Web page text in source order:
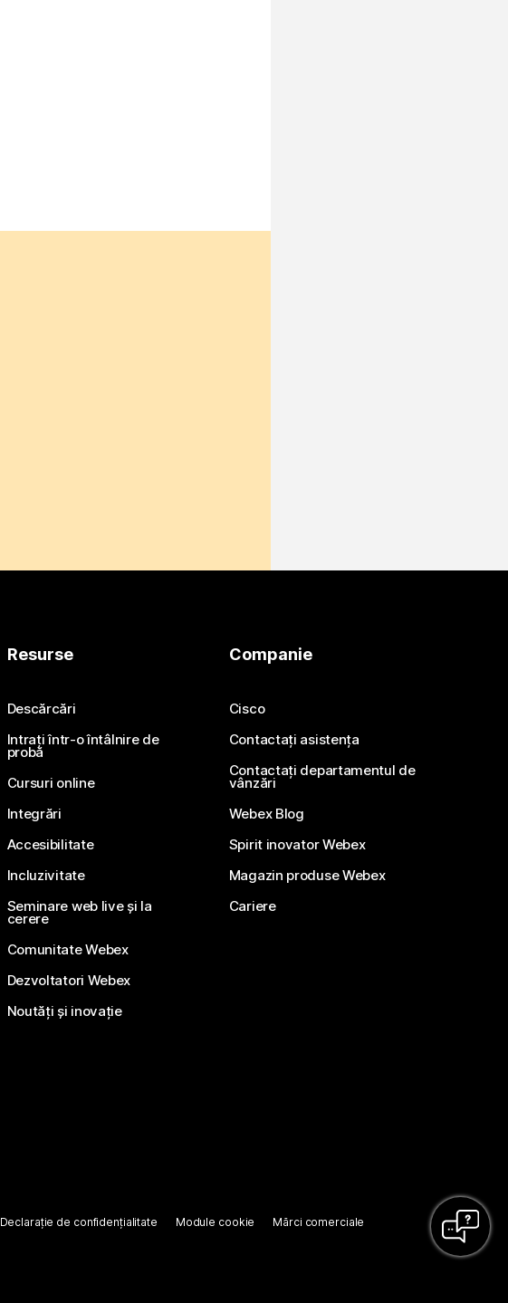
Resurse
Descărcări
Intrați într-o întâlnire de
probă
Cursuri online
Integrări
Accesibilitate
Incluzivitate
Seminare web live și la
cerere
Comunitate Webex
Dezvoltatori Webex
Noutăți și inovație
Companie
Cisco
Contactați asistența
Contactați departamentul de
vânzări
Webex Blog
Spirit inovator Webex
Magazin produse Webex
Cariere
Declarație de confidențialitate Module cookie Mărci comerciale